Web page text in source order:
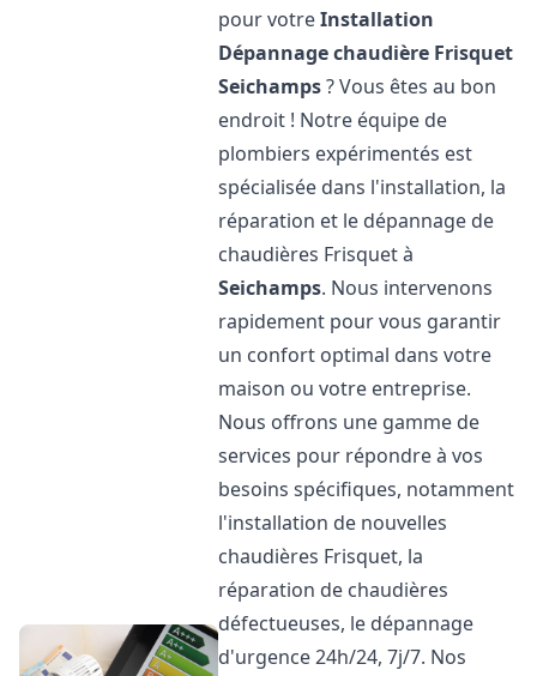
pour votreInstallation
Dépannage chaudière Frisquet
Seichamps? Vous êtes au bon
endroit ! Notre équipe de
plombiers expérimentés est
spécialisée dans l'installation, la
réparation et le dépannage de
chaudières Frisquet à
Seichamps. Nous intervenons
rapidement pour vous garantir
un confort optimal dans votre
maison ou votre entreprise.
Nous offrons une gamme de
services pour répondre à vos
besoins spécifiques, notamment
l'installation de nouvelles
chaudières Frisquet, la
réparation de chaudières
défectueuses, le dépannage
d'urgence 24h/24, 7j/7. Nos